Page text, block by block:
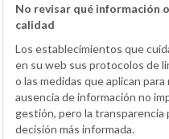
No revisar qué información
calidad
Los establecimientos que
en su web sus protocolos de
o las medidas que aplican
ausencia de información no
gestión, pero la transparencia
decisión más informada.